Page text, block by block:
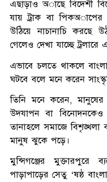
এছাড়াও অাছে বিদেশী
যায় ট্রাক বা পিকঅাপের
উঠিয়ে নাচানাচি করছে
গেলেও দেখা যাচ্ছে ট্রলারে
এভাবে চলতে থাকলে
ঘটবে বলে মনে করেন
তিনি মনে করেন,
উদযাপন বা
তানাহলে সমাজে বিশৃঙ্খলা
মানুষ ঝুকে পড়ে।
মুন্সিগঞ্জের মুক্তারপুরে
পাড়াপাড়ের সেতু ‘ষষ্ঠ